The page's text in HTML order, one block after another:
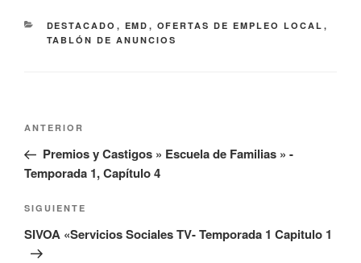
CATEGORÍAS
DESTACADO , EMD , OFERTAS DE EMPLEO LOCAL ,
TABLÓN DE ANUNCIOS
Navegación
entradas
Entrada
anterior:
ANTERIOR
Premios y Castigos » Escuela de Familias » -
Temporada 1, Capítulo 4
Siguiente
entrada
SIGUIENTE
SIVOA «Servicios Sociales TV- Temporada 1 Capitulo 1